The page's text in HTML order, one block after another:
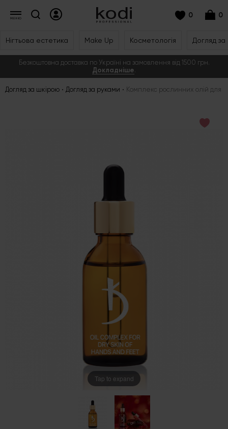
0 0
Нігтьова естетика Make Up Косметологія Догляд
Безкоштовна доставка по Україні на замовлення від 1500 грн.
Докладніше.
Догляд за шкірою Догляд за руками Комплекс рослинних олій для
Tap to expand